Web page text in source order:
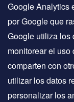
Google Analytics
por Google que
Google utiliza los
monitorear el
comparten con
utilizar los datos
personalizar los